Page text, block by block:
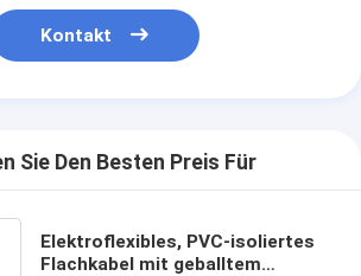
Kontakt
Sie Den Besten Preis Für
Elektroflexibles, PVC-isoliertes
Flachkabel mit geballtem